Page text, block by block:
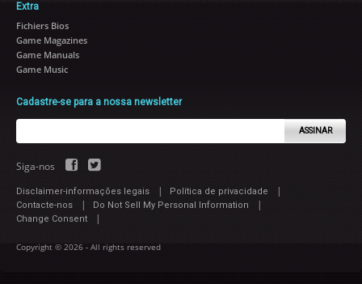
Extra
Fichiers Bios
Game Magazines
Game Manuals
Game Music
Cadastre-se para a nossa newsletter
ASSINAR
Siga-nos
Disclaimer-informações legais | Política de privacidade |
Contacte-nos | Do Not Sell My Personal Information |
Change Consent |
Copyright © 2026 - All rights reserved